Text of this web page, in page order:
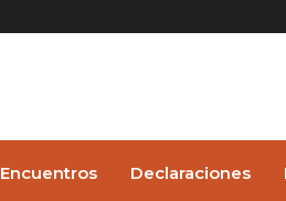
Encuentros Declaraciones